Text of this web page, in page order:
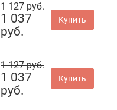
1 127 руб.
1 037
руб.
Купить
1 127 руб.
1 037
руб.
Купить